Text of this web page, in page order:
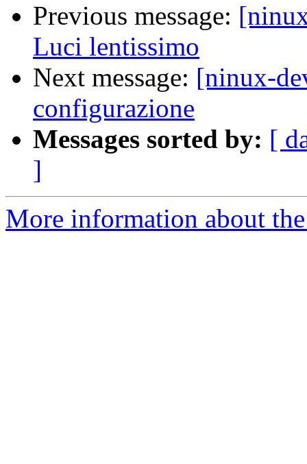
Previous message:
Luci lentissimo
Next message: [ninux-
configurazione
Messages sorted by: [
]
More information about